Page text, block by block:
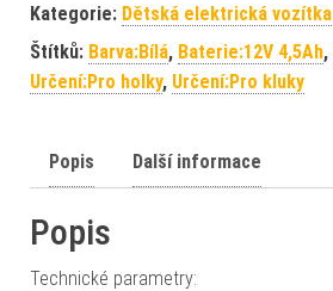
Kategorie: Dětská elektrická vozítka
Štítků: Barva:Bílá, Baterie:12V 4,5Ah,
Určení:Pro holky, Určení:Pro kluky
Popis Další informace
Popis
Technické parametry: